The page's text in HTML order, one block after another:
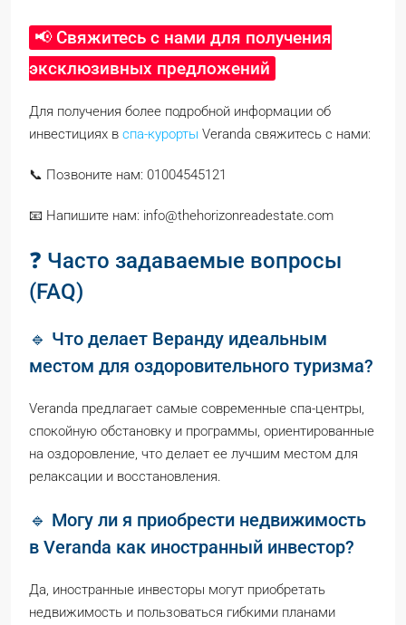
📢 Свяжитесь с нами для получения
эксклюзивных предложений
Для получения более подробной информации об
инвестициях в спа-курорты Veranda свяжитесь с нами:
📞 Позвоните нам: 01004545121
📧 Напишите нам: info@thehorizonreadestate.com
❓ Часто задаваемые вопросы
(FAQ)
🔹 Что делает Веранду идеальным
местом для оздоровительного туризма?
Veranda предлагает самые современные спа-центры,
спокойную обстановку и программы, ориентированные
на оздоровление, что делает ее лучшим местом для
релаксации и восстановления.
🔹 Могу ли я приобрести недвижимость
в Veranda как иностранный инвестор?
Да, иностранные инвесторы могут приобретать
недвижимость и пользоваться гибкими планами